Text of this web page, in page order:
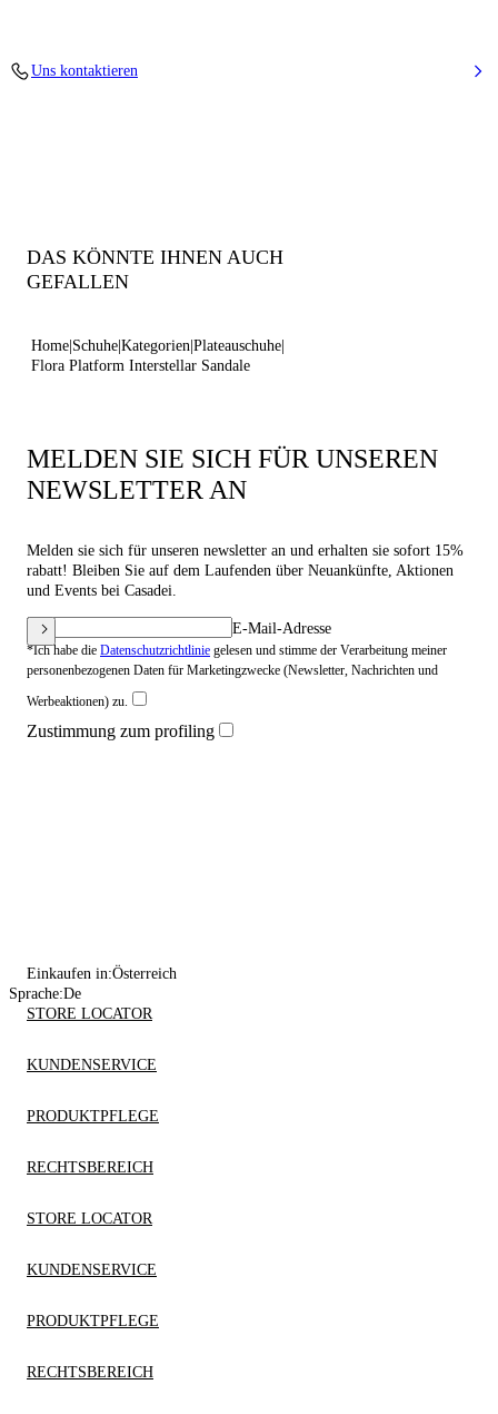
100% Hergestellt in Italien
Uns kontaktieren
DAS KÖNNTE IHNEN AUCH
GEFALLEN
Home Schuhe Kategorien Plateauschuhe
Flora Platform Interstellar Sandale
MELDEN SIE SICH FÜR UNSEREN
NEWSLETTER AN
Melden sie sich für unseren newsletter an und erhalten sie sofort 15%
rabatt! Bleiben Sie auf dem Laufenden über Neuankünfte, Aktionen
und Events bei Casadei.
E-Mail-Adresse
*Ich habe die Datenschutzrichtlinie gelesen und stimme der Verarbeitung meiner
personenbezogenen Daten für Marketingzwecke (Newsletter, Nachrichten und
Werbeaktionen) zu.
Zustimmung zum profiling
Einkaufen in:Österreich
Sprache:De
STORE LOCATOR
KUNDENSERVICE
PRODUKTPFLEGE
RECHTSBEREICH
STORE LOCATOR
KUNDENSERVICE
PRODUKTPFLEGE
RECHTSBEREICH